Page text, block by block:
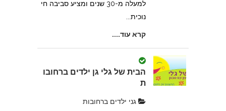
למעלה מ-30 שנים ומציע סביבה חי
נוכית...
קרא עוד....
הבית של גלי גן ילדים ברחובו
ת
גני ילדים ברחובות